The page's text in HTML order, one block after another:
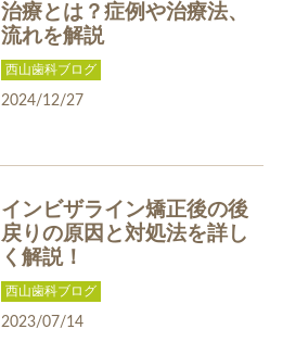
補綴料金表
ホワイトニング料金表
治療とは？症例や治療法、
流れを解説
西山歯科ブログ
2024/12/27
インビザライン矯正後の後
戻りの原因と対処法を詳し
く解説！
西山歯科ブログ
2023/07/14